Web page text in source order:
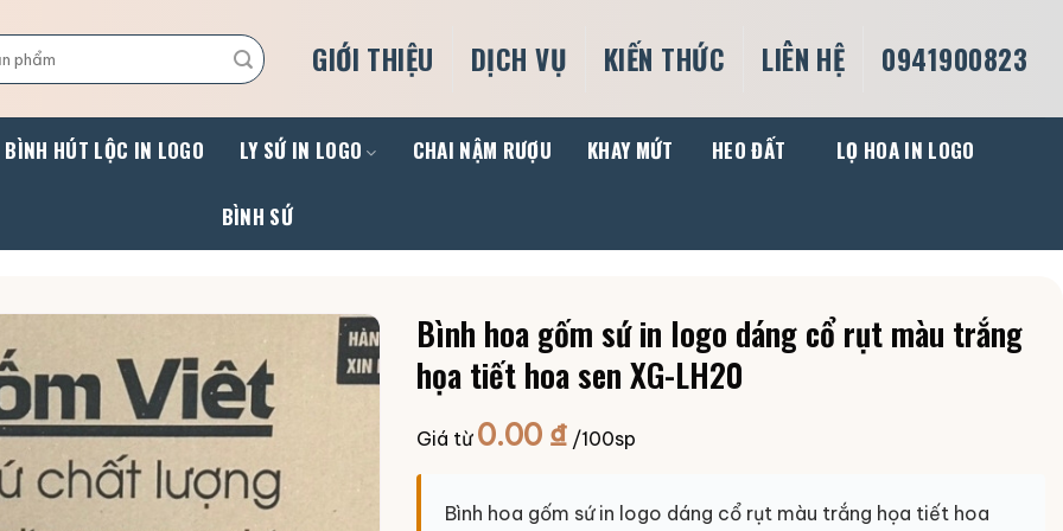
GIỚI THIỆU DỊCH VỤ KIẾN THỨC LIÊN HỆ 0941900823
BÌNH HÚT LỘC IN LOGO LY SỨ IN LOGO CHAI NẬM RƯỢU KHAY MỨT HEO ĐẤT LỌ HOA IN LOGO
BÌNH SỨ
Bình hoa gốm sứ in logo dáng cổ rụt màu trắng
họa tiết hoa sen XG-LH20
Giá từ 0.00 ₫ /100sp
Bình hoa gốm sứ in logo dáng cổ rụt màu trắng họa tiết hoa